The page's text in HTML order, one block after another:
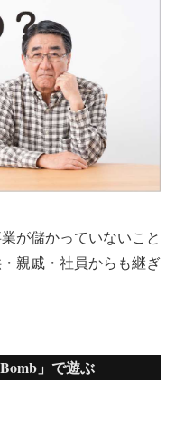
が儲かっていないこと
親戚・社員からも継ぎ
」で遊ぶ